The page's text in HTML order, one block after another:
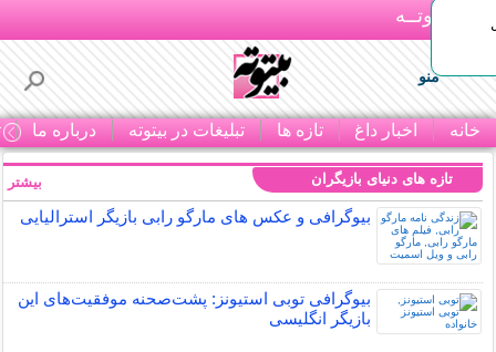
بـیتوتــه
منو
خانه اخبار داغ تازه ها تبلیغات در بیتوته درباره ما
تازه های دنیای بازیگران
بیوگرافی و عکس های مارگو رابی بازیگر استرالیایی
بیوگرافی توبی استیونز: پشت‌صحنه موفقیت‌های این
بازیگر انگلیسی
بیشتر